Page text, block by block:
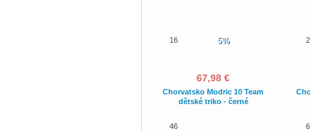
16 5%
67,98 €
Chorvatsko Modric 10 Team
dětské triko - černé
46